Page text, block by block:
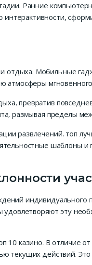
Ранние
Мобильные
мгновенного
превратив
размывая пределы
развлечений. топ
шаблоны
индивидуального
эту
казино. В отличие
текущих действий.